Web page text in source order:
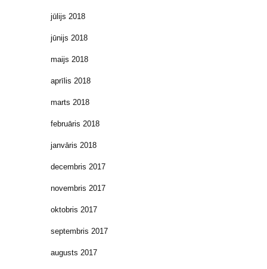
jūlijs 2018
jūnijs 2018
maijs 2018
aprīlis 2018
marts 2018
februāris 2018
janvāris 2018
decembris 2017
novembris 2017
oktobris 2017
septembris 2017
augusts 2017